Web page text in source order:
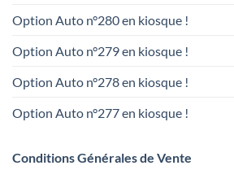
Option Auto n°280 en kiosque !
Option Auto n°279 en kiosque !
Option Auto n°278 en kiosque !
Option Auto n°277 en kiosque !
Conditions Générales de Vente